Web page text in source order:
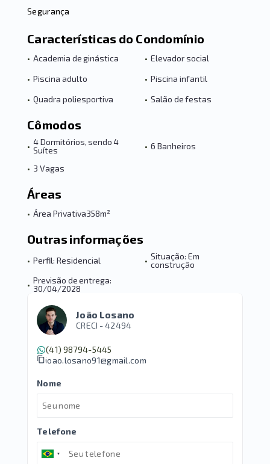
Segurança
Características do Condomínio
• Academia de ginástica • Elevador social
• Piscina adulto • Piscina infantil
• Quadra poliesportiva • Salão de festas
Cômodos
• 4 Dormitórios, sendo 4
Suítes
• 6 Banheiros
• 3 Vagas
Áreas
• Área Privativa358m²
Outras informações
• Perfil: Residencial • Situação: Em
construção
• Previsão de entrega:
30/04/2028
João Losano
CRECI -42494
(41) 98794-5445
joao.losano91@gmail.com
Nome
Telefone